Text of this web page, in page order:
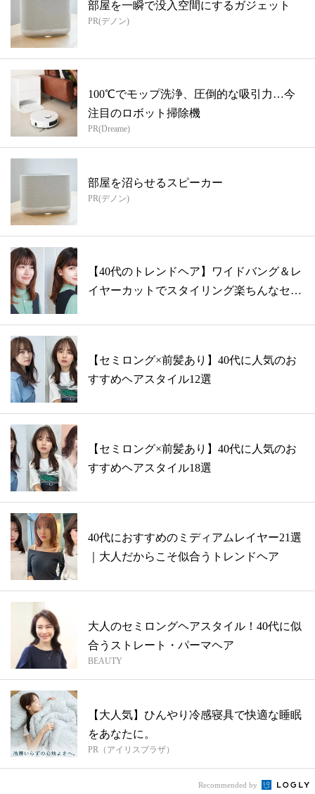
部屋を一瞬で没入空間にするガジェット
PR(デノン)
100℃でモップ洗浄、圧倒的な吸引力…今
注目のロボット掃除機
PR(Dreame)
部屋を沼らせるスピーカー
PR(デノン)
【40代のトレンドヘア】ワイドバング＆レ
イヤーカットでスタイリング楽ちんなセミ
【セミロング×前髪あり】40代に人気のお
すすめヘアスタイル12選
【セミロング×前髪あり】40代に人気のお
すすめヘアスタイル18選
40代におすすめのミディアムレイヤー21選
｜大人だからこそ似合うトレンドヘア
大人のセミロングヘアスタイル！40代に似
合うストレート・パーマヘア
BEAUTY
【大人気】ひんやり冷感寝具で快適な睡眠
をあなたに。
PR（アイリスプラザ）
Recommended by